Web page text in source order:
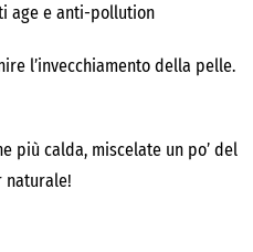
age e anti-pollution
l’invecchiamento della pelle.
più calda, miscelate un po’ del
naturale!